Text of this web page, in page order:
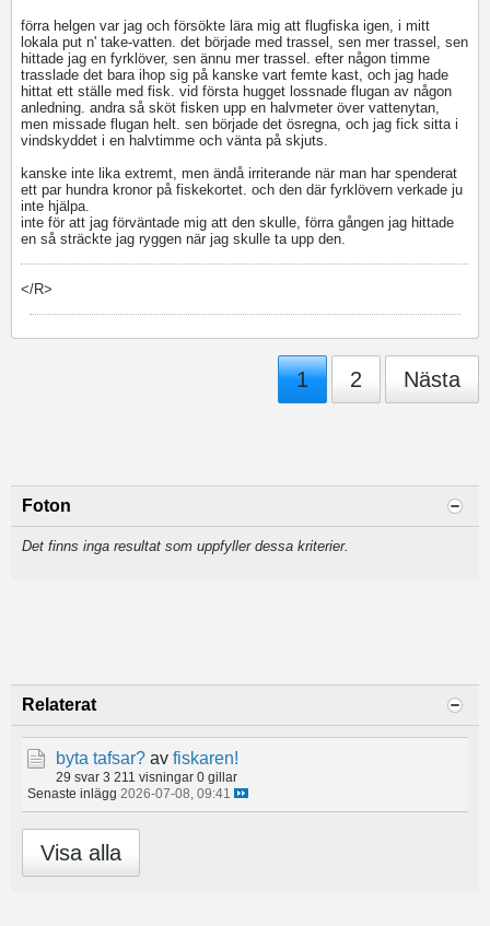
förra helgen var jag och försökte lära mig att flugfiska igen, i mitt
lokala put n' take-vatten. det började med trassel, sen mer trassel, sen
hittade jag en fyrklöver, sen ännu mer trassel. efter någon timme
trasslade det bara ihop sig på kanske vart femte kast, och jag hade
hittat ett ställe med fisk. vid första hugget lossnade flugan av någon
anledning. andra så sköt fisken upp en halvmeter över vattenytan,
men missade flugan helt. sen började det ösregna, och jag fick sitta i
vindskyddet i en halvtimme och vänta på skjuts.
kanske inte lika extremt, men ändå irriterande när man har spenderat
ett par hundra kronor på fiskekortet. och den där fyrklövern verkade ju
inte hjälpa.
inte för att jag förväntade mig att den skulle, förra gången jag hittade
en så sträckte jag ryggen när jag skulle ta upp den.
</R>
1 2 Nästa
Foton
Det finns inga resultat som uppfyller dessa kriterier.
Relaterat
byta tafsar? av fiskaren!
29 svar 3 211 visningar 0 gillar
Senaste inlägg 2026-07-08, 09:41
Visa alla